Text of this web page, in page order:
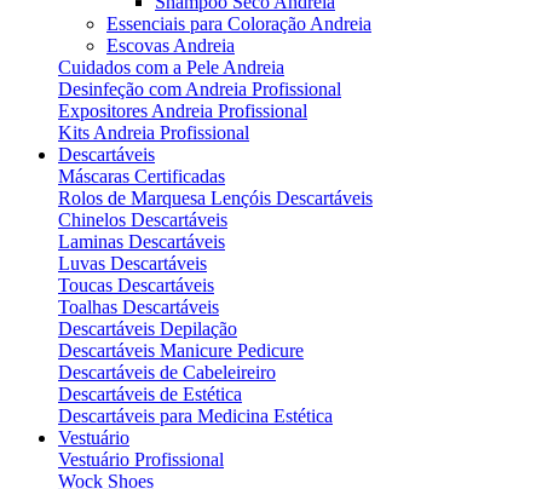
Essenciais para Coloração Andreia
Escovas Andreia
Cuidados com a Pele Andreia
Desinfeção com Andreia Profissional
Expositores Andreia Profissional
Kits Andreia Profissional
Descartáveis
Máscaras Certificadas
Rolos de Marquesa Lençóis Descartáveis
Chinelos Descartáveis
Laminas Descartáveis
Luvas Descartáveis
Toucas Descartáveis
Toalhas Descartáveis
Descartáveis Depilação
Descartáveis Manicure Pedicure
Descartáveis de Cabeleireiro
Descartáveis de Estética
Descartáveis para Medicina Estética
Vestuário
Vestuário Profissional
Wock Shoes